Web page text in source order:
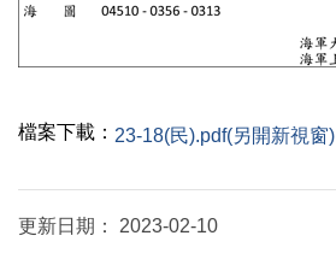
檔案下載： 23-18(民).pdf(另開新視窗)
更新日期： 2023-02-10